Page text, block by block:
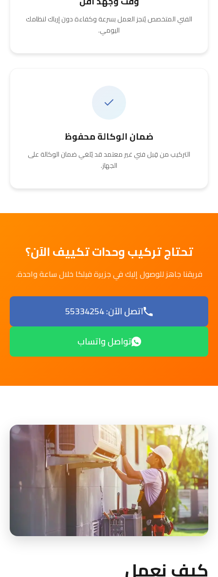
الفني المتخصص يُنجز العمل بسرعة وكفاءة دون إرباك لنظامك
اليومي.
ضمان الوكالة محفوظ
التركيب من قِبل فني غير معتمد قد يُلغي ضمان الوكالة على
الجهاز.
تحتاج تركيب وحدات تكييف الآن؟
فريقنا جاهز للوصول إليك في جزيرة فيلكا خلال ساعة واحدة.
اتصل الآن: 55334254
تواصل واتساب
كيف نعمل